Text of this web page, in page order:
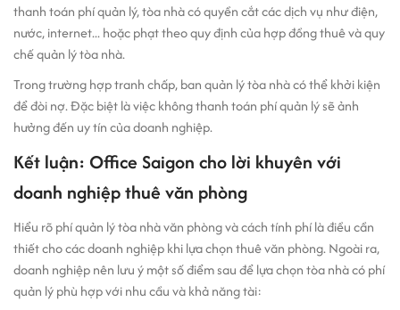
thanh toán phí quản lý, tòa nhà có quyền cắt các dịch vụ như điện,
nước, internet... hoặc phạt theo quy định của hợp đồng thuê và quy
chế quản lý tòa nhà.
Trong trường hợp tranh chấp, ban quản lý tòa nhà có thể khởi kiện
để đòi nợ. Đặc biệt là việc không thanh toán phí quản lý sẽ ảnh
hưởng đến uy tín của doanh nghiệp.
Kết luận: Office Saigon cho lời khuyên với
doanh nghiệp thuê văn phòng
Hiểu rõ phí quản lý tòa nhà văn phòng và cách tính phí là điều cần
thiết cho các doanh nghiệp khi lựa chọn thuê văn phòng. Ngoài ra,
doanh nghiệp nên lưu ý một số điểm sau để lựa chọn tòa nhà có phí
quản lý phù hợp với nhu cầu và khả năng tài: